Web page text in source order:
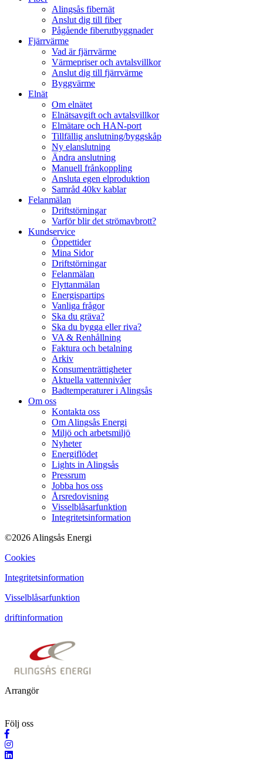
Alingsås fibernät
Anslut dig till fiber
Pågående fiberutbyggnader
Fjärrvärme
Vad är fjärrvärme
Värmepriser och avtalsvillkor
Anslut dig till fjärrvärme
Byggvärme
Elnät
Om elnätet
Elnätsavgift och avtalsvillkor
Elmätare och HAN-port
Tillfällig anslutning/byggskåp
Ny elanslutning
Ändra anslutning
Manuell frånkoppling
Ansluta egen elproduktion
Samråd 40kv kablar
Felanmälan
Driftstörningar
Varför blir det strömavbrott?
Kundservice
Öppettider
Mina Sidor
Driftstörningar
Felanmälan
Flyttanmälan
Energispartips
Vanliga frågor
Ska du gräva?
Ska du bygga eller riva?
VA & Renhållning
Faktura och betalning
Arkiv
Konsumenträttigheter
Aktuella vattennivåer
Badtemperaturer i Alingsås
Om oss
Kontakta oss
Om Alingsås Energi
Miljö och arbetsmiljö
Nyheter
Energiflödet
Lights in Alingsås
Pressrum
Jobba hos oss
Årsredovisning
Visselblåsarfunktion
Integritetsinformation
©2026 Alingsås Energi
Cookies
Integritetsinformation
Visselblåsarfunktion
driftinformation
Arrangör
Följ oss